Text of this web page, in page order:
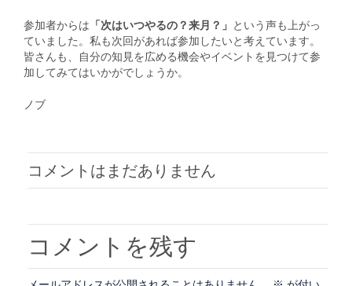
参加者からは 「次はいつやるの？来月？」 という声も上がっ
ていました。私も次回があれば参加したいと考えています。
皆さんも、自分の知見を広める機会やイベントを見つけて参
加してみてはいかがでしょうか。
ノブ
コメントはまだありません
コメントを残す